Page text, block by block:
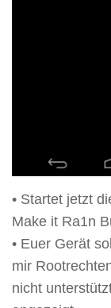
• Startet jetzt
Make it Ra1n
• Euer Gerät
mir
nicht